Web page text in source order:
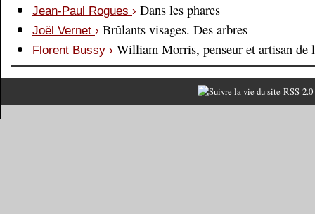
Jean-Paul Rogues › Dans les phares
Joël Vernet › Brûlants visages. Des arbres
Florent Bussy › William Morris, penseur et artisan de
RSS 2.0